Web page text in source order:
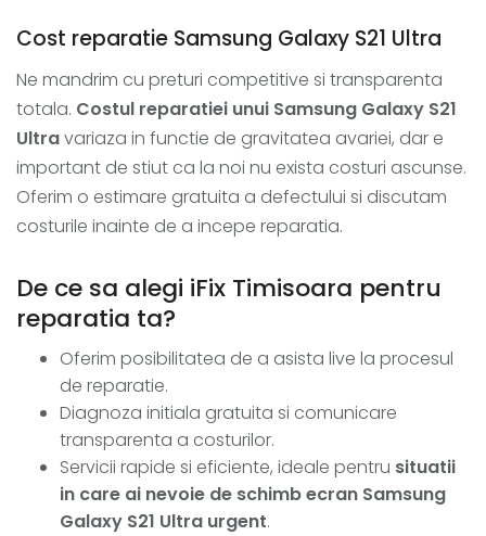
Cost reparatie Samsung Galaxy S21 Ultra
Ne mandrim cu preturi competitive si transparenta
totala. Costul reparatiei unui Samsung Galaxy S21
Ultravariaza in functie de gravitatea avariei, dar e
important de stiut ca la noi nu exista costuri ascunse.
Oferim o estimare gratuita a defectului si discutam
costurile inainte de a incepe reparatia.
De ce sa alegi iFix Timisoara pentru
reparatia ta?
Oferim posibilitatea de a asista live la procesul
de reparatie.
Diagnoza initiala gratuita si comunicare
transparenta a costurilor.
Servicii rapide si eficiente, ideale pentru situatii
in care ai nevoie de schimb ecran Samsung
Galaxy S21 Ultra urgent.